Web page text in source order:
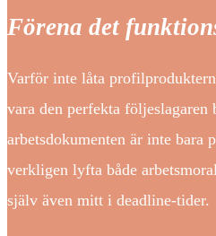
Förena det
Varför inte låta
vara den perfekta följeslagaren
arbetsdokumenten är inte bara
verkligen lyfta både
själv även mitt i deadline-tider.